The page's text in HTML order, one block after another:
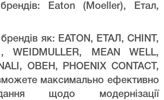
брендів: Eaton (Moeller), Етал,
як: EATON, ЕТАЛ, CHINT,
WEIDMULLER, MEAN WELL,
ОВЕН, PHOENIX CONTACT,
максимально ефективно
щодо модернізації